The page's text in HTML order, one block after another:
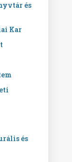
és
Kar
és